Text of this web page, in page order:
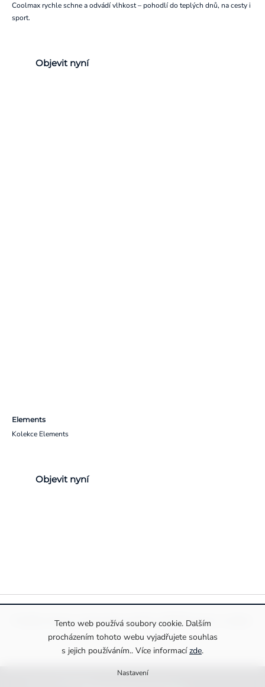
Tento web používá soubory cookie. Dalším
procházením tohoto webu vyjadřujete souhlas
s jejich používáním.. Více informacízde.
Nastavení
Coolmax rychle schne a odvádí vlhkost – pohodlí do teplých dnů, na cesty i
sport.
Objevit nyní
Elements
Kolekce Elements
Objevit nyní
Pravidla ochrany a zpracování osobních údajůInformace o cookies